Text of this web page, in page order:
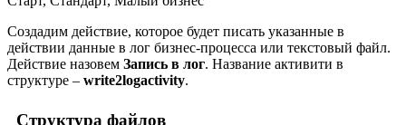
Создадим действие, которое будет писать указанные в
действии данные в лог бизнес-процесса или текстовый файл.
Действие назовем Запись в лог. Название активити в
структуре – write2logactivity.
Структура файлов